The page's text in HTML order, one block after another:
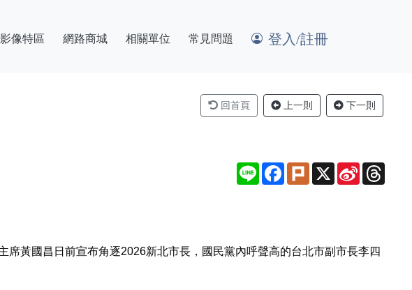
影像特區 網路商城 相關單位 常見問題 登入/註冊
回首頁 上一則 下一則
Line Facebook
Plurk X
Sina
Weibo
黃國昌日前宣布角逐2026新北市長，國民黨內呼聲高的台北市副市長李四